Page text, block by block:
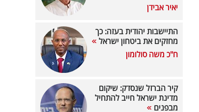
יאיר אבידן
התיישבות יהודית בעזה: כך
מחזקים את ביטחון ישראל
ח"כ משה סולומון
קיר הברזל שנסדק: שיקום
מדינת ישראל חייב להתחיל
מבפנים